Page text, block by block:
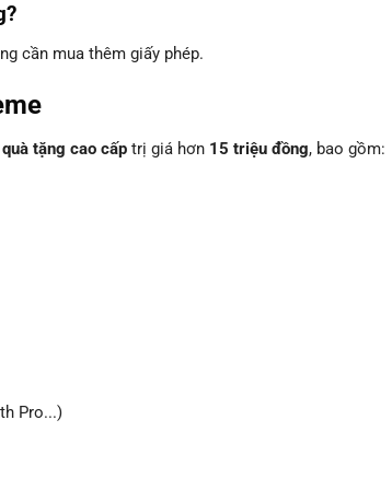
cần mua thêm giấy phép.
tặng cao cấp trị giá hơn 15 triệu đồng, bao gồm:
Pro...)